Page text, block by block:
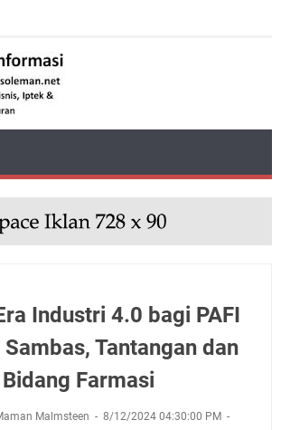
Industri 4.0 bagi PAFI
Tantangan dan
Farmasi
Malmsteen
8/12/2024 04:30:00 PM